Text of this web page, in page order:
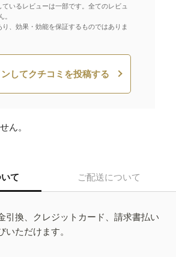
いるレビューは一部です。全てのレビュ
。
、効果・効能を保証するものではありま
してクチコミを投稿する
ん。
て ご配送について
引換、クレジットカード、請求書払い
いただけます。